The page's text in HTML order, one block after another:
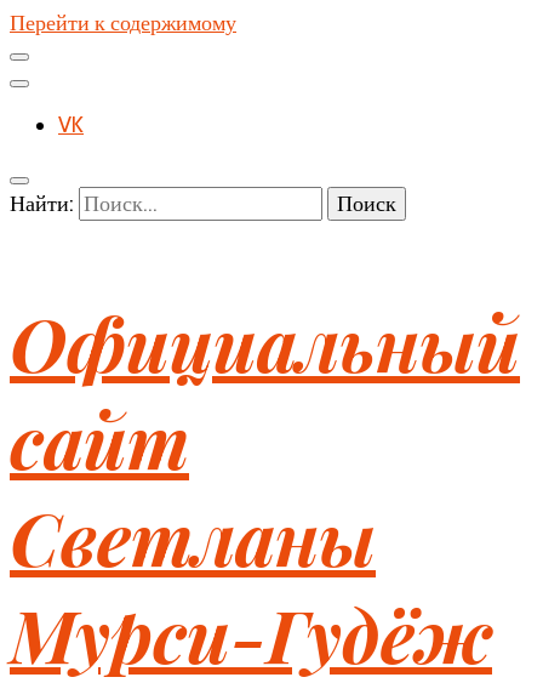
Перейти к содержимому
VK
Найти:
Официальный
сайт
Светланы
Мурси-Гудёж